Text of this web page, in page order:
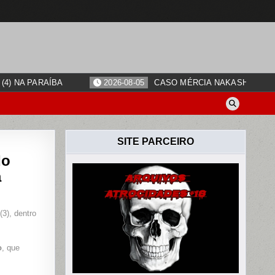
NA PARAÍBA 2026-08-05 CASO MÉRCIA NAKASHIMA:
dentro
, que
SITE PARCEIRO